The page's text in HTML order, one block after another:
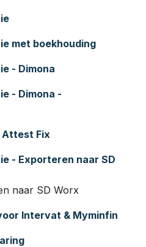
met boekhouding
- Dimona
- Dimona -
Attest Fix
- Exporteren naar SD
naar SD Worx
Intervat & Myminfin